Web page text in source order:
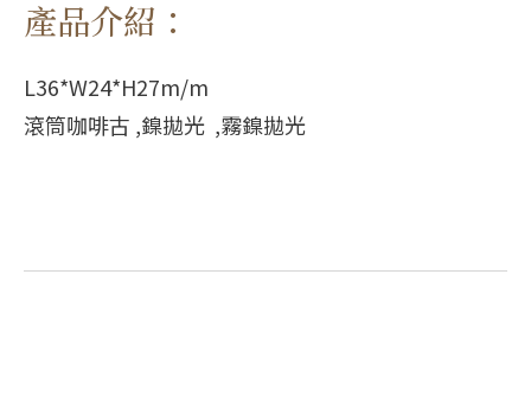
產品介紹：
L36*W24*H27m/m
滾筒咖啡古 ,鎳拋光 ,霧鎳拋光